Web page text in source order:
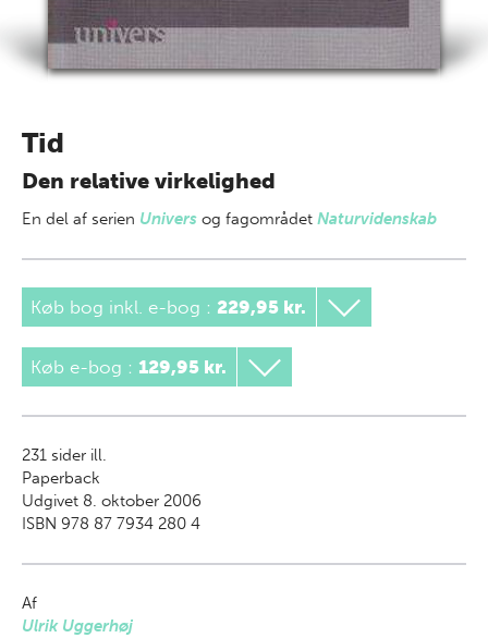
Tid
Den relative virkelighed
En del af serien Univers og fagområdet Naturvidenskab
Køb bog inkl. e-bog : 229,95 kr.
Køb e-bog : 129,95 kr.
231 sider ill.
Paperback
Udgivet 8. oktober 2006
ISBN 978 87 7934 280 4
Af
Ulrik Uggerhøj